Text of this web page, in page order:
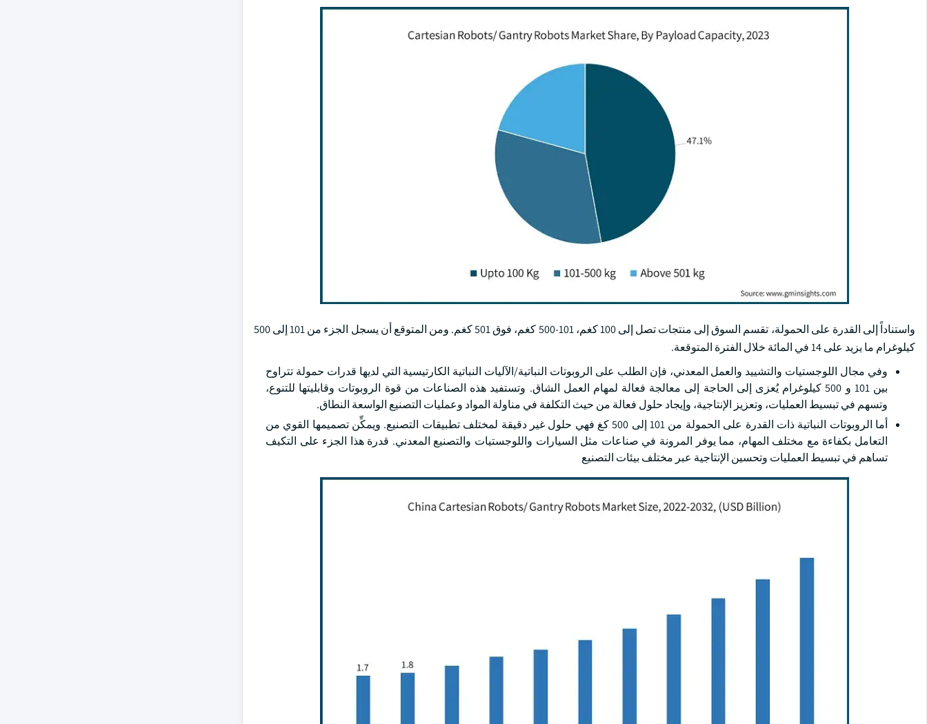
واستناداً إلى القدرة على الحمولة، تقسم السوق إلى منتجات تصل إلى 100 كغم، 101-500 كغم، فوق 501 كغم. ومن المتوقع أن يسجل الجزء من 101 إلى 500
كيلوغرام ما يزيد على 14 في المائة خلال الفترة المتوقعة.
وفي مجال اللوجستيات والتشييد والعمل المعدني، فإن الطلب على الروبوتات النباتية/الآليات النباتية الكارتيسية التي لديها قدرات حمولة تتراوح
بين 101 و 500 كيلوغرام يُعزى إلى الحاجة إلى معالجة فعالة لمهام العمل الشاق. وتستفيد هذه الصناعات من قوة الروبوتات وقابليتها للتنوع،
وتسهم في تبسيط العمليات، وتعزيز الإنتاجية، وإيجاد حلول فعالة من حيث التكلفة في مناولة المواد وعمليات التصنيع الواسعة النطاق.
أما الروبوتات النباتية ذات القدرة على الحمولة من 101 إلى 500 كغ فهي حلول غير دقيقة لمختلف تطبيقات التصنيع. ويمكِّن تصميمها القوي من
التعامل بكفاءة مع مختلف المهام، مما يوفر المرونة في صناعات مثل السيارات واللوجستيات والتصنيع المعدني. قدرة هذا الجزء على التكيف
تساهم في تبسيط العمليات وتحسين الإنتاجية عبر مختلف بيئات التصنيع